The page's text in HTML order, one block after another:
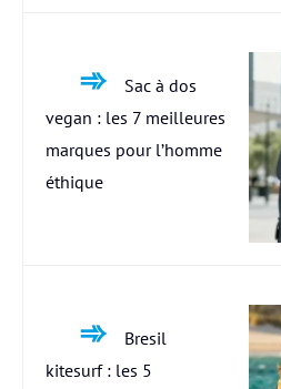
Sac à dos
vegan : les 7 meilleures
marques pour l’homme
éthique
Bresil
kitesurf : les 5